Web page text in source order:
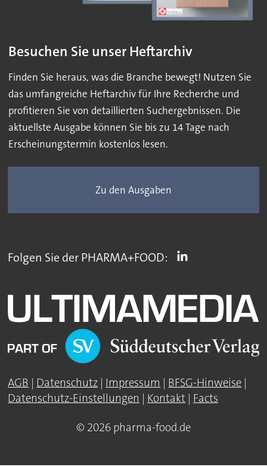
Besuchen Sie unser Heftarchiv
Finden Sie heraus, was die Branche bewegt! Nutzen Sie
das umfangreiche Heftarchiv für Ihre Recherche und
profitieren Sie von detaillierten Suchergebnissen. Die
aktuellste Ausgabe können Sie bis zu 14 Tage nach
Erscheinungstermin kostenlos lesen.
Zu den Ausgaben
Folgen Sie der PHARMA+FOOD:
AGB | Datenschutz | Impressum | BFSG-Hinweise |
Datenschutz-Einstellungen | Kontakt | Facts
© 2026 pharma-food.de